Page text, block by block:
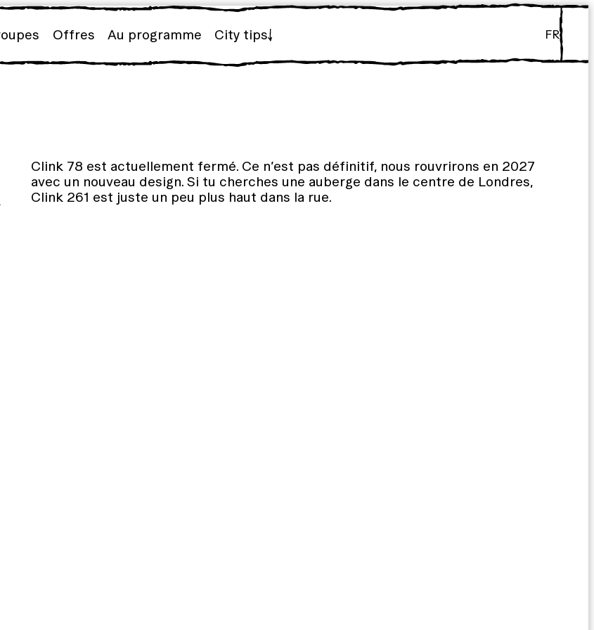
Offres Au programme City tips FR
Clink 78 est actuellement fermé. Ce n’est pas définitif, nous rouvrirons en 2027
avec un nouveau design. Si tu cherches une auberge dans le centre de Londres,
Clink 261 est juste un peu plus haut dans la rue.